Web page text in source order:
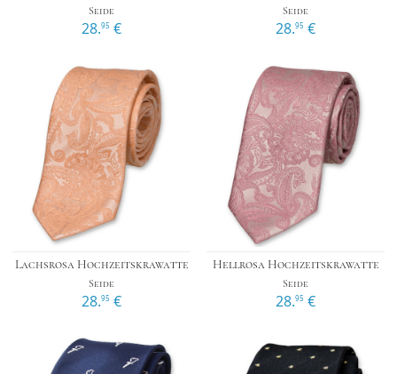
Seide
28.95 €
Seide
28.95 €
Lachsrosa Hochzeitskrawatte
Seide
28.95 €
Hellrosa Hochzeitskrawatte
Seide
28.95 €